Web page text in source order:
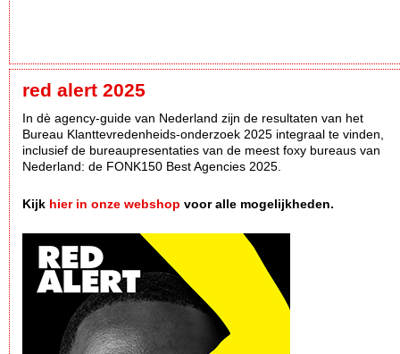
red alert 2025
In dè agency-guide van Nederland zijn de resultaten van het
Bureau Klanttevredenheids-onderzoek 2025 integraal te vinden,
inclusief de bureaupresentaties van de meest foxy bureaus van
Nederland: de FONK150 Best Agencies 2025.
Kijk hier in onze webshop voor alle mogelijkheden.